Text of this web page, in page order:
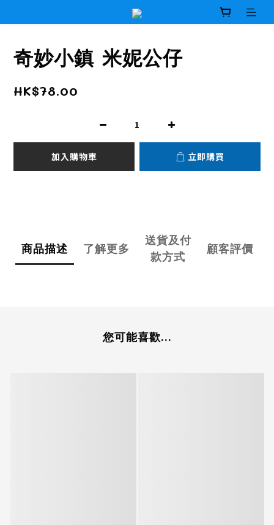
奇妙小鎮 米妮公仔
HK$78.00
加入購物車 立即購買
商品描述 了解更多
送貨及付
款方式
顧客評價
您可能喜歡...